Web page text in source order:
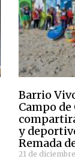
Barrio
Campo
y
Remada
21 de